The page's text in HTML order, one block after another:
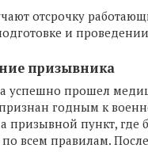
отсрочку
и
призывника
успешно прошел
годным к
призывной пункт, где
всем правилам.